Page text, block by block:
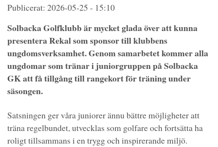
Publicerat: 2026-05-25 - 15:10
Solbacka Golfklubb är mycket glada över att kunna
presentera Rekal som sponsor till klubbens
ungdomsverksamhet. Genom samarbetet kommer alla
ungdomar som tränar i juniorgruppen på Solbacka
GK att få tillgång till rangekort för träning under
säsongen.
Satsningen ger våra juniorer ännu bättre möjligheter att
träna regelbundet, utvecklas som golfare och fortsätta ha
roligt tillsammans i en trygg och inspirerande miljö.